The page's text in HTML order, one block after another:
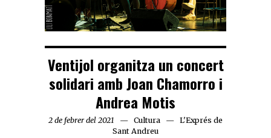
Ventijol organitza un concert
solidari amb Joan Chamorro i
Andrea Motis
2 de febrer del 2021 Cultura
L'Exprés de
Sant Andreu